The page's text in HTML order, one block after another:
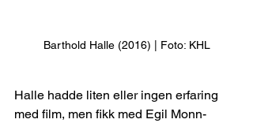
Barthold Halle (2016) | Foto: KHL
Halle hadde liten eller ingen erfaring
med film, men fikk med Egil Monn-